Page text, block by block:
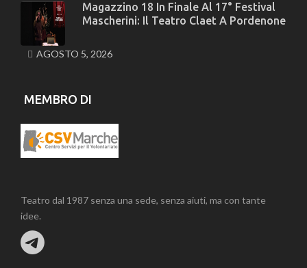
Magazzino 18 In Finale Al 17° Festival
Mascherini: Il Teatro Claet A Pordenone
AGOSTO 5, 2026
MEMBRO DI
Teatro dal 1987 senza una sede, senza aiuti, ma con tante
idee.